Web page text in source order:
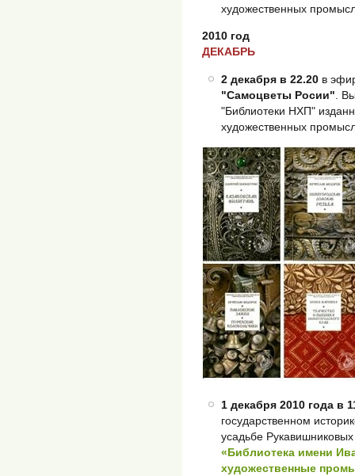
художественных
2010 год
ДЕКАБРЬ
2 декабря в 22.20 в
"Самоцветы Росии".
"Библиотеки НХП"
художественных
1 декабря 2010 года в
государственном
усадьбе
«Библиотека имени
художественные